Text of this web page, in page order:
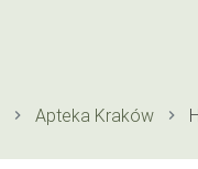
Apteka Kraków